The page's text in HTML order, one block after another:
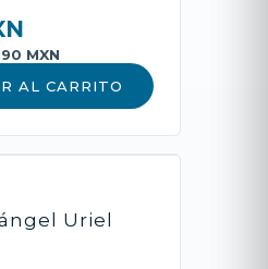
MXN
AL CARRITO
Uriel